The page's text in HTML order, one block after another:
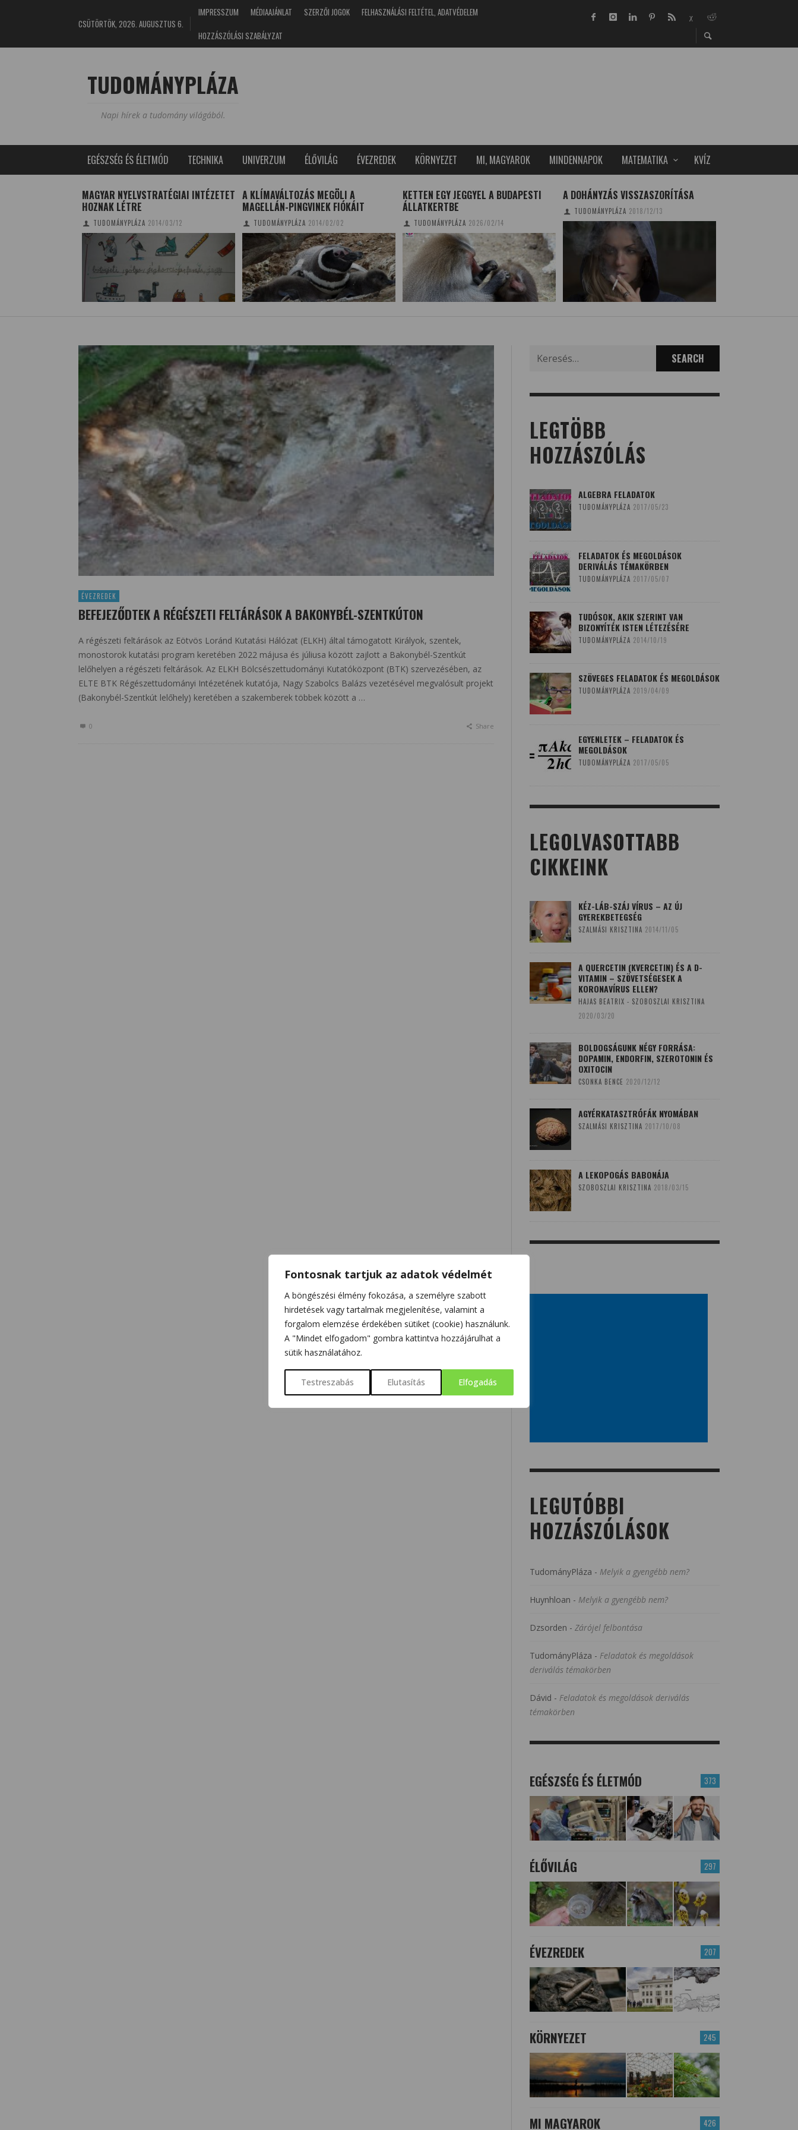
Fontosnak tartjuk az adatok védelmét
A böngészési élmény fokozása, a személyre szabott
hirdetések vagy tartalmak megjelenítése, valamint a
forgalom elemzése érdekében sütiket (cookie) használunk.
A "Mindet elfogadom" gombra kattintva hozzájárulhat a
sütik használatához.
Testreszabás Elutasítás Elfogadás
CSÜTÖRTÖK, 2026. AUGUSZTUS 6.
IMPRESSZUM MÉDIAAJÁNLAT SZERZŐI JOGOK
FELHASZNÁLÁSI FELTÉTEL, ADATVÉDELEM
HOZZÁSZÓLÁSI SZABÁLYZAT
TUDOMÁNYPLÁZA
Napi hírek a tudomány világából.
EGÉSZSÉG ÉS ÉLETMÓD TECHNIKA UNIVERZUM ÉLŐVILÁG ÉVEZREDEK KÖRNYEZET MI, MAGYAROK MINDENNAPOK MATEMATIKA KVÍZ
MAGYAR NYELVSTRATÉGIAI INTÉZETET
HOZNAK LÉTRE
TUDOMÁNYPLÁZA 2014/03/12
A KLÍMAVÁLTOZÁS MEGÖLI A
MAGELLÁN-PINGVINEK FIÓKÁIT
TUDOMÁNYPLÁZA 2014/02/02
KETTEN EGY JEGGYEL A BUDAPESTI
ÁLLATKERTBE
TUDOMÁNYPLÁZA 2026/02/14
A DOHÁNYZÁS VISSZASZORÍTÁSA
TUDOMÁNYPLÁZA 2018/12/13
ÉVEZREDEK
BEFEJEZŐDTEK A RÉGÉSZETI FELTÁRÁSOK A BAKONYBÉL-SZENTKÚTON
A régészeti feltárások az Eötvös Loránd Kutatási Hálózat (ELKH) által támogatott Királyok, szentek,
monostorok kutatási program keretében 2022 májusa és júliusa között zajlott a Bakonybél-Szentkút
lelőhelyen a régészeti feltárások. Az ELKH Bölcsészettudományi Kutatóközpont (BTK) szervezésében, az
ELTE BTK Régészettudományi Intézetének kutatója, Nagy Szabolcs Balázs vezetésével megvalósult projekt
(Bakonybél-Szentkút lelőhely) keretében a szakemberek többek között a …
0 Share
for:
LEGTÖBB
HOZZÁSZÓLÁS
ALGEBRA FELADATOK
TUDOMÁNYPLÁZA 2017/05/23
FELADATOK ÉS MEGOLDÁSOK
DERIVÁLÁS TÉMAKÖRBEN
TUDOMÁNYPLÁZA 2017/05/07
TUDÓSOK, AKIK SZERINT VAN
BIZONYÍTÉK ISTEN LÉTEZÉSÉRE
TUDOMÁNYPLÁZA 2014/10/19
SZÖVEGES FELADATOK ÉS MEGOLDÁSOK
TUDOMÁNYPLÁZA 2019/04/09
EGYENLETEK – FELADATOK ÉS
MEGOLDÁSOK
TUDOMÁNYPLÁZA 2017/05/05
LEGOLVASOTTABB
CIKKEINK
KÉZ-LÁB-SZÁJ VÍRUS – AZ ÚJ
GYEREKBETEGSÉG
SZALMÁSI KRISZTINA 2014/11/05
A QUERCETIN (KVERCETIN) ÉS A D-
VITAMIN – SZÖVETSÉGESEK A
KORONAVÍRUS ELLEN?
HAJAS BEATRIX - SZOBOSZLAI KRISZTINA
2020/03/20
BOLDOGSÁGUNK NÉGY FORRÁSA:
DOPAMIN, ENDORFIN, SZEROTONIN ÉS
OXITOCIN
CSONKA BENCE 2020/12/12
AGYÉRKATASZTRÓFÁK NYOMÁBAN
SZALMÁSI KRISZTINA 2017/10/08
A LEKOPOGÁS BABONÁJA
SZOBOSZLAI KRISZTINA 2018/03/15
LEGUTÓBBI
HOZZÁSZÓLÁSOK
TudományPláza - Melyik a gyengébb nem?
Huynhloan - Melyik a gyengébb nem?
Dzsorden - Zárójel felbontása
TudományPláza - Feladatok és megoldások
deriválás témakörben
Dávid - Feladatok és megoldások deriválás
témakörben
373
EGÉSZSÉG ÉS ÉLETMÓD
297
ÉLŐVILÁG
207
ÉVEZREDEK
245
KÖRNYEZET
426
MI MAGYAROK